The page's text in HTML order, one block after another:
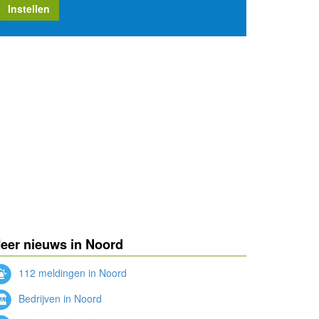
Instellen
nieuws in Noord
112 meldingen in Noord
Bedrijven in Noord